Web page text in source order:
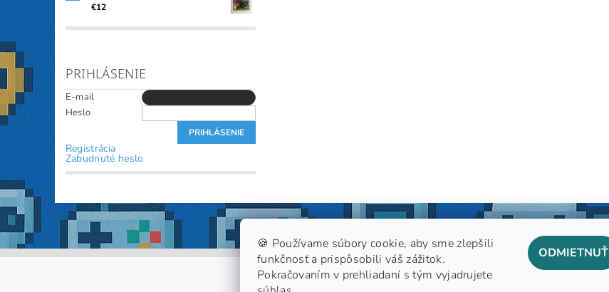
€12
PRIHLÁSENIE
E-mail
Heslo
Registrácia
Zabudnuté heslo
GDPR
🍪 Používame súbory cookie, aby sme zlepšili
funkčnosť a prispôsobili váš zážitok.
Pokračovaním v prehliadaní s tým vyjadrujete
ODMIETNUŤ